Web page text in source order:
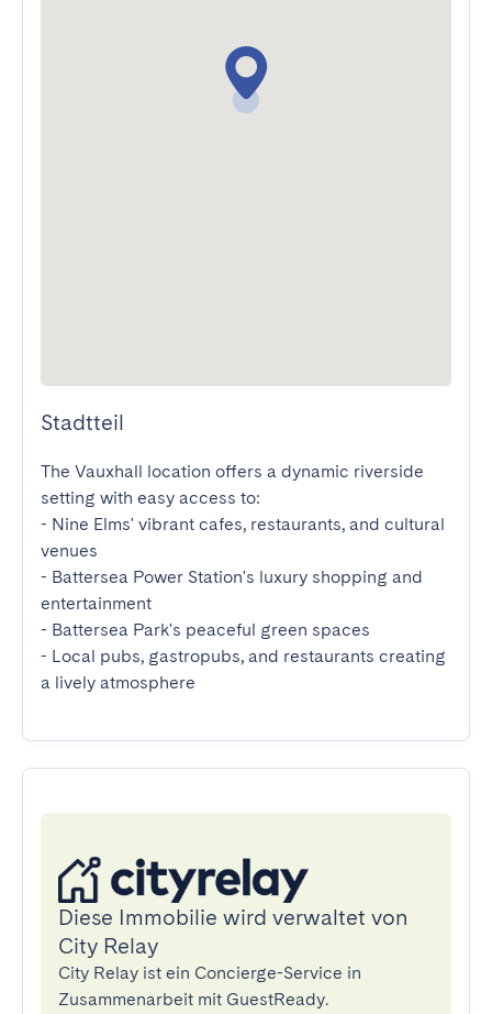
Stadtteil
The Vauxhall location offers a dynamic riverside
setting with easy access to:
- Nine Elms' vibrant cafes, restaurants, and cultural
venues
- Battersea Power Station's luxury shopping and
entertainment
- Battersea Park's peaceful green spaces
- Local pubs, gastropubs, and restaurants creating
a lively atmosphere
Diese Immobilie wird verwaltet von
City Relay
City Relay ist ein Concierge-Service in
Zusammenarbeit mit GuestReady.